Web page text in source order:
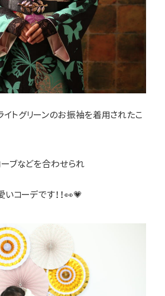
トグリーンのお振袖を着用されたこ
ブなどを合わせられ
いコーデです！！👀💗